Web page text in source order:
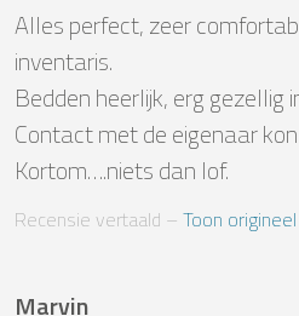
Alles perfect, zeer
inventaris.
Bedden heerlijk, erg gezellig
Contact met de eigenaar
Kortom….niets dan lof.
Recensie vertaald – Toon origineel
Marvin